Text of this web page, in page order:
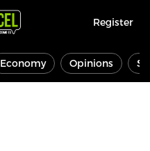
Register
Economy Opinions